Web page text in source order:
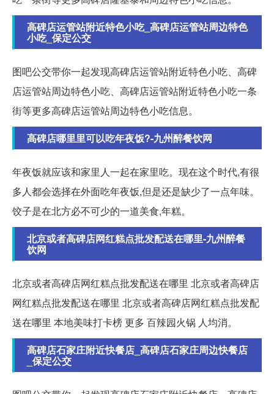
高碑店运管站附近特色小吃_高碑店运管站周边特色
小吃_保定公交
图吧公交带你一起发现高碑店运管站附近特色小吃、高碑
店运管站周边特色小吃、高碑店运管站附近特色小吃一条
街等更多高碑店运管站周边特色小吃信息。
高碑店哪里里可以吃年夜饭?-九州醉餐饮网
年夜饭就应该和家里人一起在家里吃。现在这个时代,有很
多人都会选择在外面吃年夜饭,但是还是缺少了一点年味。
饺子是在北方必不可少的一道美食,年糕。
北京或者高碑店网红糕点批发配送在哪里-九州醉餐
饮网
北京或者高碑店网红糕点批发配送在哪里 北京或者高碑店
网红糕点批发配送在哪里 北京或者高碑店网红糕点批发配
送在哪里 本地美味打卡榜 更多 百辣园火锅 人均消。
高碑店石家庄附近快餐店_高碑店石家庄周边快餐店
_保定公交